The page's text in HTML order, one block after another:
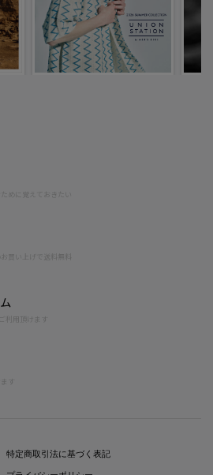
めに覚えておきたい
買い上げで送料無料
利用頂けます
す
特定商取引法に基づく表記